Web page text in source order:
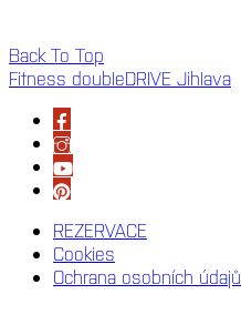
Back To Top
Fitness doubleDRIVE Jihlava
REZERVACE
Cookies
Ochrana osobních údajů